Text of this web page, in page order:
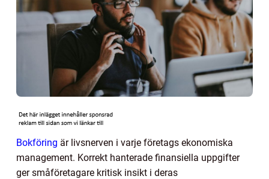
Bokföring är livsnerven i varje företags ekonomiska
management. Korrekt hanterade finansiella uppgifter
ger småföretagare kritisk insikt i deras